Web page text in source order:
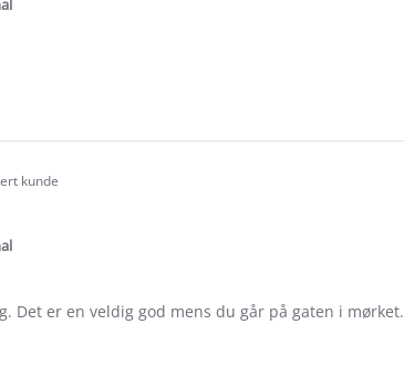
kunde
Det er en veldig god mens du går på gaten i mørket.